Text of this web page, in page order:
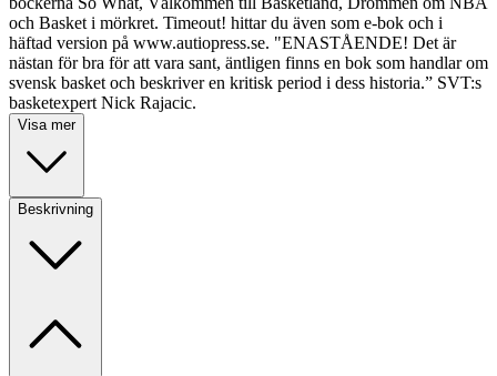
och Basket i mörkret. Timeout! hittar du även som e-bok och i
häftad version på www.autiopress.se. "ENASTÅENDE! Det är
nästan för bra för att vara sant, äntligen finns en bok som handlar om
svensk basket och beskriver en kritisk period i dess historia.” SVT:s
basketexpert Nick Rajacic.
Visa mer
Beskrivning